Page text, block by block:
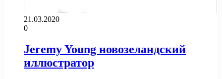
21.03.2020
0
Jeremy Young новозеландский
иллюстратор